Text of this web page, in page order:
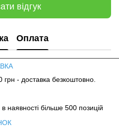
відгук
Оплата
грн - доставка безкоштовно.
більше 500 позицій